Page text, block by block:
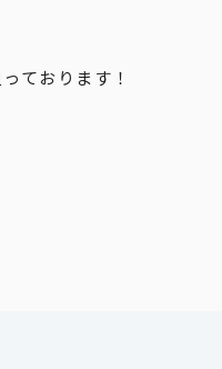
ております！